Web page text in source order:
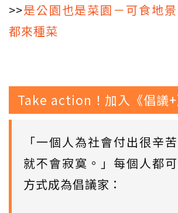
>>是公園也是菜園－可食地
都來種菜
Take action！加入《倡議+
「一個人為社會付出很辛
就不會寂寞。」每個人都
方式成為倡議家：